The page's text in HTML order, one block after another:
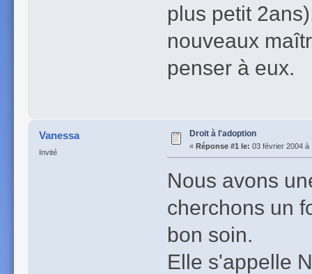
plus petit
nouveaux
penser à eux.
Vanessa
Invité
Droit à l'adoption
« Réponse #1 le: 03 février 2004 à
Nous avons
cherchons un
bon soin.
Elle s'appelle